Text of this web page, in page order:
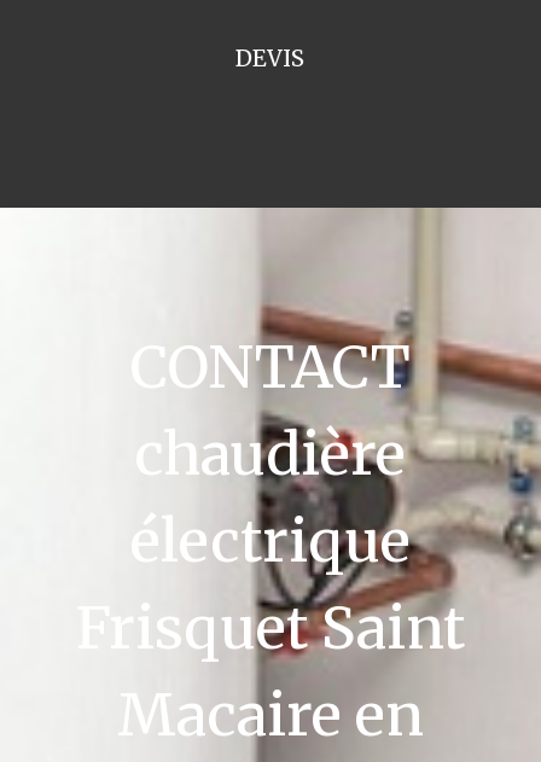
DEVIS
CONTACT
chaudière
électrique
Frisquet Saint
Macaire en